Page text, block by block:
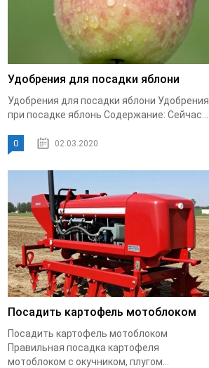
Удобрения для посадки яблони
Удобрения для посадки яблони Удобрения
при посадке яблонь Содержание: Сейчас...
0 02.03.2020
Посадить картофель мотоблоком
Посадить картофель мотоблоком
Правильная посадка картофеля
мотоблоком с окучником, плугом...